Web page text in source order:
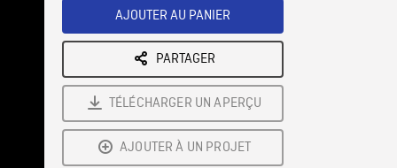
AJOUTER AU PANIER
PARTAGER
TÉLÉCHARGER UN APERÇU
AJOUTER À UN PROJET